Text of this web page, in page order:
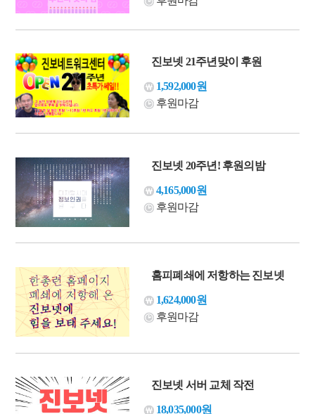
진보넷 21주년맞이 후원
1,592,000원
후원마감
진보넷 20주년! 후원의밤
4,165,000원
후원마감
홈피폐쇄에 저항하는 진보넷
1,624,000원
후원마감
진보넷 서버 교체 작전
18,035,000원